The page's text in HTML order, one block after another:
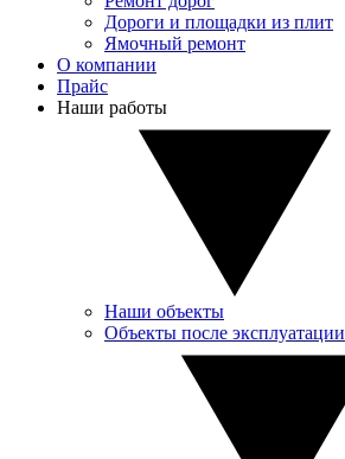
Дороги и площадки из плит
Ямочный ремонт
О компании
Прайс
Наши работы
Наши объекты
Объекты после эксплуатации